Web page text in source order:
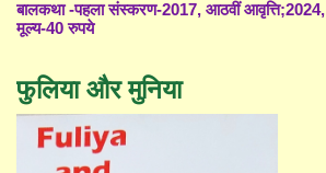
बालकथा -पहला संस्करण-2017, आठवीं आवृत्ति;2024,
मूल्य-40 रुपये
फुलिया और मुनिया